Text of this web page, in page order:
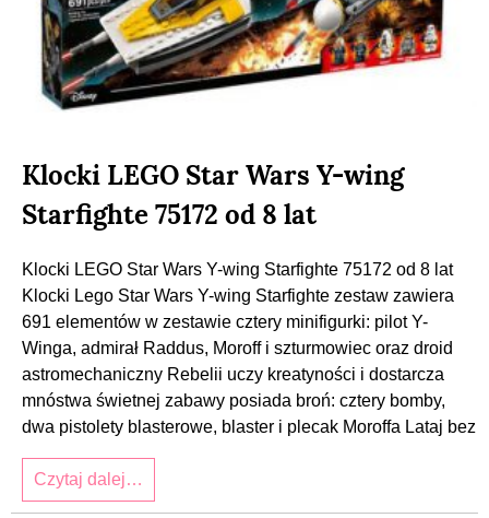
Klocki LEGO Star Wars Y-wing
Starfighte 75172 od 8 lat
Klocki LEGO Star Wars Y-wing Starfighte 75172 od 8 lat
Klocki Lego Star Wars Y-wing Starfighte zestaw zawiera
691 elementów w zestawie cztery minifigurki: pilot Y-
Winga, admirał Raddus, Moroff i szturmowiec oraz droid
astromechaniczny Rebelii uczy kreatyności i dostarcza
mnóstwa świetnej zabawy posiada broń: cztery bomby,
dwa pistolety blasterowe, blaster i plecak Moroffa Lataj bez
Czytaj dalej…